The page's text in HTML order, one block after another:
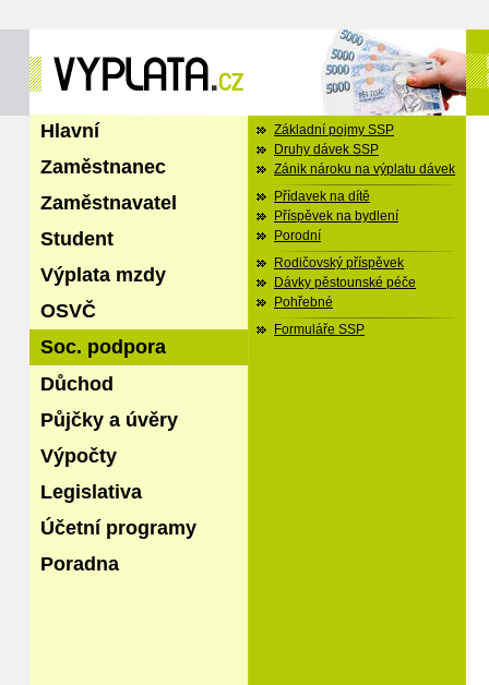
Hlavní
Zaměstnanec
Zaměstnavatel
Student
Výplata mzdy
OSVČ
Soc. podpora
Důchod
Půjčky a úvěry
Výpočty
Legislativa
Účetní programy
Poradna
Základní pojmy SSP
Druhy dávek SSP
Zánik nároku na výplatu dávek
Přídavek na dítě
Příspěvek na bydlení
Porodní
Rodičovský příspěvek
Dávky pěstounské péče
Pohřebné
Formuláře SSP